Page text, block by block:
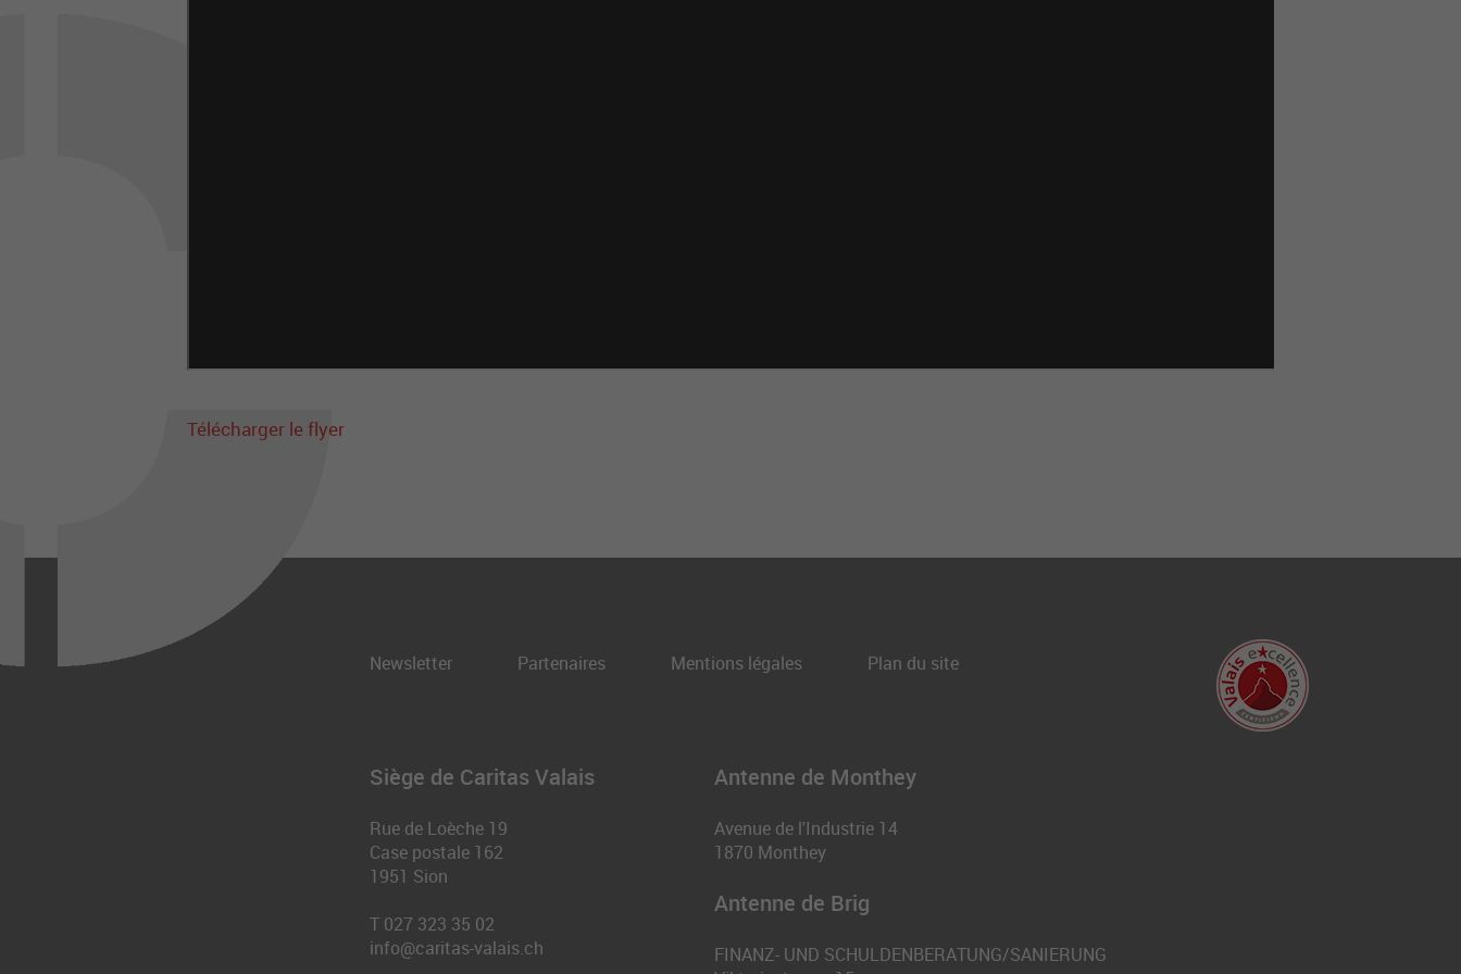
Télécharger le flyer
Newsletter Partenaires Mentions légales Plan du site
Siège de Caritas Valais
Rue de Loèche 19
Case postale 162
1951 Sion
T 027 323 35 02
info@caritas-valais.ch
Antenne de Monthey
Avenue de l'Industrie 14
1870 Monthey
Antenne de Brig
FINANZ- UND SCHULDENBERATUNG/SANIERUNG